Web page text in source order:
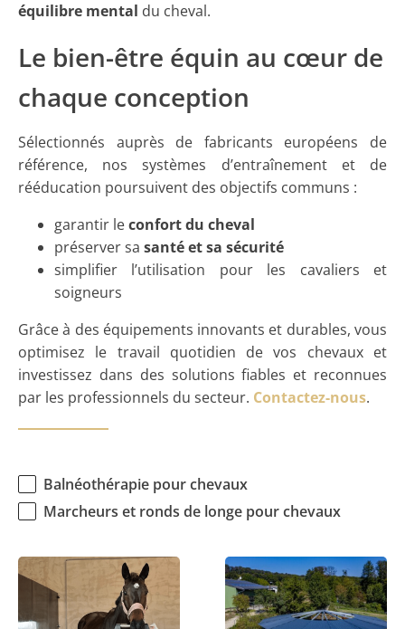
équilibre mental du cheval.
Le bien-être équin au cœur de
chaque conception
Sélectionnés auprès de fabricants européens de
référence, nos systèmes d’entraînement et de
rééducation poursuivent des objectifs communs :
garantir leconfort du cheval
préserver sa santé et sa sécurité
simplifier l’utilisation pour les cavaliers et
soigneurs
Grâce à des équipements innovants et durables, vous
optimisez le travail quotidien de vos chevaux et
investissez dans des solutions fiables et reconnues
par les professionnels du secteur. Contactez-nous.
Tri categorie
Balnéothérapie pour chevaux
Marcheurs et ronds de longe pour chevaux